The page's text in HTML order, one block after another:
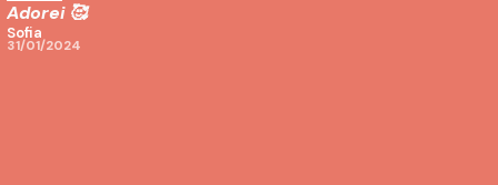
Adorei 🥰
Sofia
31/01/2024